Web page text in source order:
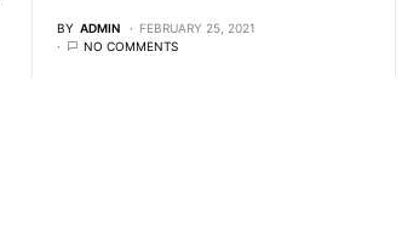
BY ADMIN
FEBRUARY 25, 2021
NO COMMENTS